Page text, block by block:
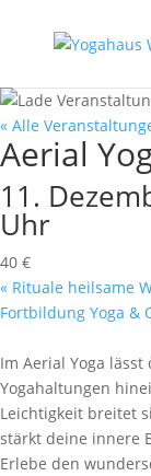
« Alle
Aerial
11.
Uhr
40 €
« Rituale heilsame
Fortbildung Yoga &
Im Aerial Yoga
Yogahaltungen
Leichtigkeit breitet
stärkt deine innere
Erlebe den